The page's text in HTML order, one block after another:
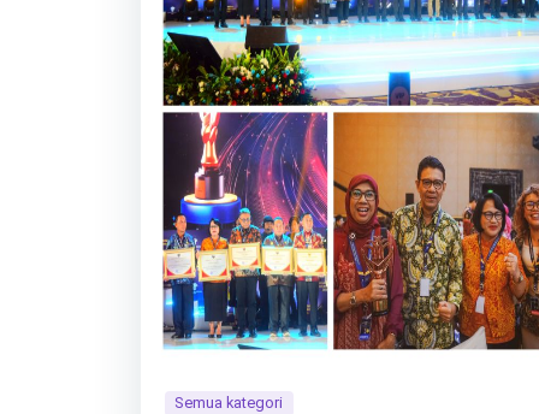
Semua kategori